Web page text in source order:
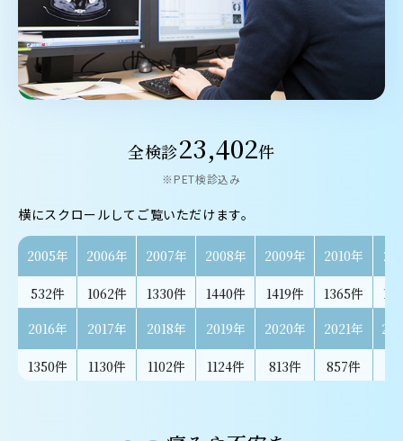
全検診23,402件
※PET検診込み
横にスクロールしてご覧いただけます。
2005年 2006年 2007年 2008年 2009年 2010年
532件 1062件 1330件 1440件 1419件 1365件
2016年
2017年 2018年 2019年 2020年 2021年
1350件 1130件 1102件 1124件 813件 857件